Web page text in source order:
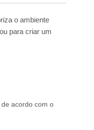
o ambiente
para criar um
acordo com o